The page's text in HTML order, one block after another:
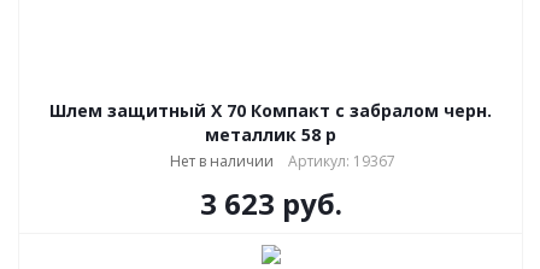
Шлем защитный Х 70 Компакт с забралом черн.
металлик 58 р
Нет в наличии Артикул: 19367
3 623 руб.